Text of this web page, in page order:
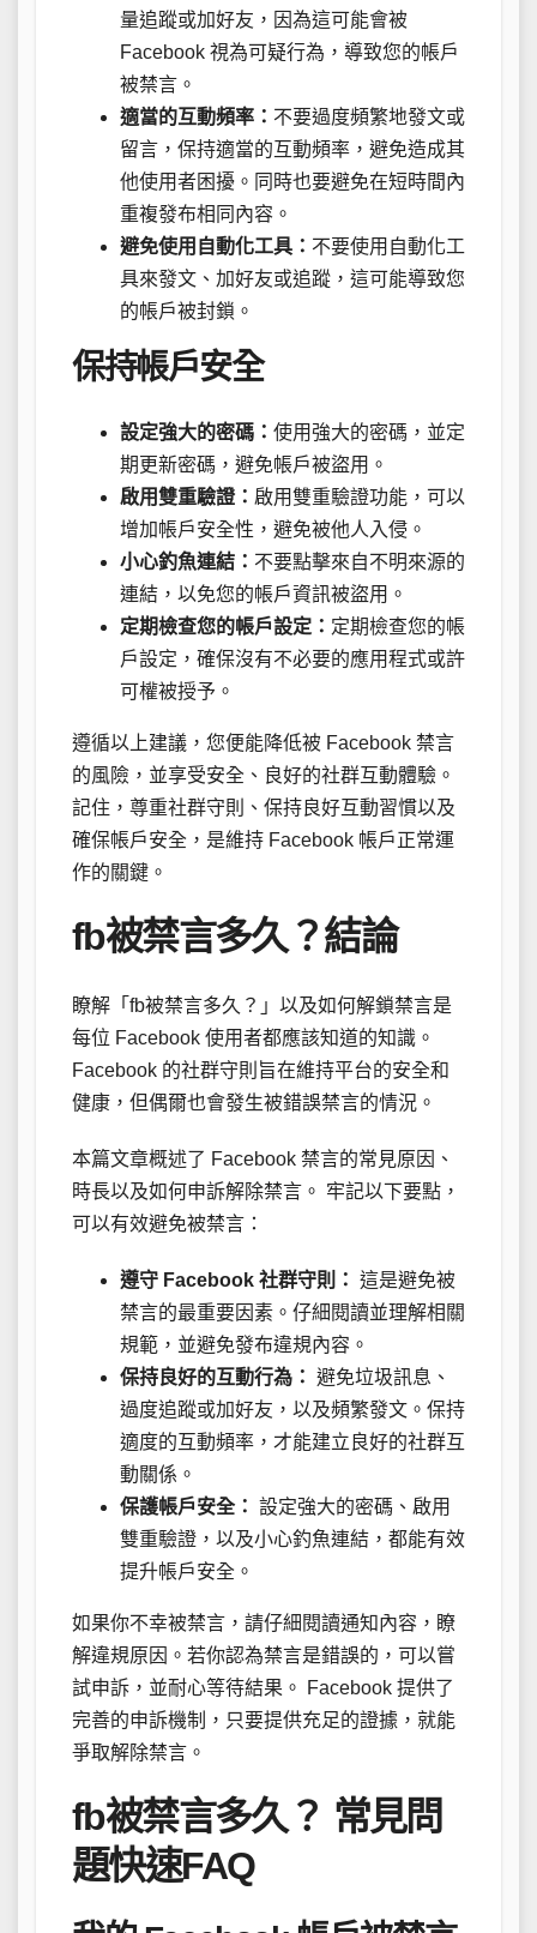
量追蹤或加好友，因為這可能會被
Facebook 視為可疑行為，導致您的帳戶
被禁言。
適當的互動頻率： 不要過度頻繁地發文或
留言，保持適當的互動頻率，避免造成其
他使用者困擾。同時也要避免在短時間內
重複發布相同內容。
避免使用自動化工具： 不要使用自動化工
具來發文、加好友或追蹤，這可能導致您
的帳戶被封鎖。
保持帳戶安全
設定強大的密碼： 使用強大的密碼，並定
期更新密碼，避免帳戶被盜用。
啟用雙重驗證： 啟用雙重驗證功能，可以
增加帳戶安全性，避免被他人入侵。
小心釣魚連結： 不要點擊來自不明來源的
連結，以免您的帳戶資訊被盜用。
定期檢查您的帳戶設定： 定期檢查您的帳
戶設定，確保沒有不必要的應用程式或許
可權被授予。
遵循以上建議，您便能降低被 Facebook 禁言
的風險，並享受安全、良好的社群互動體驗。
記住，尊重社群守則、保持良好互動習慣以及
確保帳戶安全，是維持 Facebook 帳戶正常運
作的關鍵。
fb被禁言多久？結論
瞭解「fb被禁言多久？」以及如何解鎖禁言是
每位 Facebook 使用者都應該知道的知識。
Facebook 的社群守則旨在維持平台的安全和
健康，但偶爾也會發生被錯誤禁言的情況。
本篇文章概述了 Facebook 禁言的常見原因、
時長以及如何申訴解除禁言。 牢記以下要點，
可以有效避免被禁言：
遵守 Facebook 社群守則： 這是避免被
禁言的最重要因素。仔細閱讀並理解相關
規範，並避免發布違規內容。
保持良好的互動行為： 避免垃圾訊息、
過度追蹤或加好友，以及頻繁發文。保持
適度的互動頻率，才能建立良好的社群互
動關係。
保護帳戶安全： 設定強大的密碼、啟用
雙重驗證，以及小心釣魚連結，都能有效
提升帳戶安全。
如果你不幸被禁言，請仔細閱讀通知內容，瞭
解違規原因。若你認為禁言是錯誤的，可以嘗
試申訴，並耐心等待結果。 Facebook 提供了
完善的申訴機制，只要提供充足的證據，就能
爭取解除禁言。
fb被禁言多久？ 常見問
題快速FAQ